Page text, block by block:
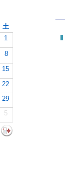
土
1
8
15
22
29
5